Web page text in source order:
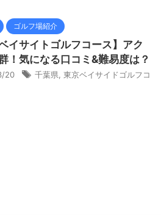
ゴルフ場紹介
ベイサイトゴルフコース】アク
！気になる口コミ&難易度は？
20 千葉県 東京ベイサイドゴルフコ